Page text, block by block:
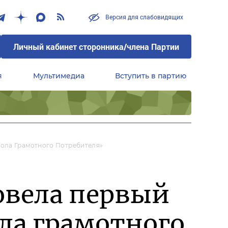
Версия для слабовидящих
Личный кабинет сторонника/члена Партии
Мультимедиа Вступить в партию
Грамотного Потребителя»
первый